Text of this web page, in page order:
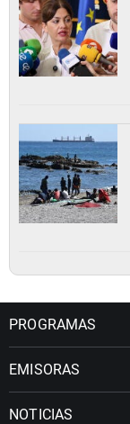
PROGRAMAS
EMISORAS
NOTICIAS